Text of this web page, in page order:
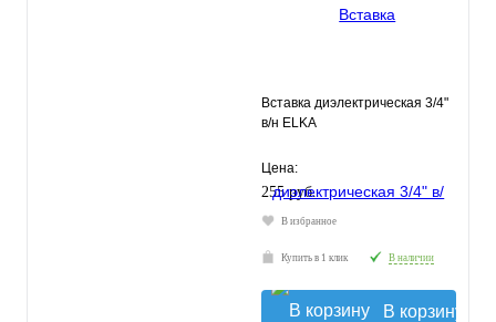
Вставка диэлектрическая 3/4"
в/н ELKA
Цена:
255 руб.
В избранное
Купить в 1 клик В наличии
В корзину